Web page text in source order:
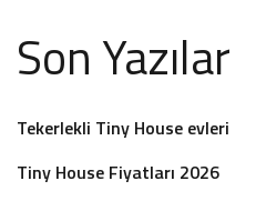
Son Yazılar
Tekerlekli Tiny House evleri
Tiny House Fiyatları 2026